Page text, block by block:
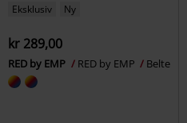
Eksklusiv Ny
kr 289,00
RED by EMP RED by EMP Belte